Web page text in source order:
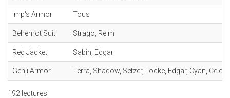
Imp's Armor Tous
Behemot Suit Strago, Relm
Red Jacket Sabin, Edgar
Genji Armor Terra, Shadow, Setzer, Locke, Edgar, Cyan, Celes
192 lectures